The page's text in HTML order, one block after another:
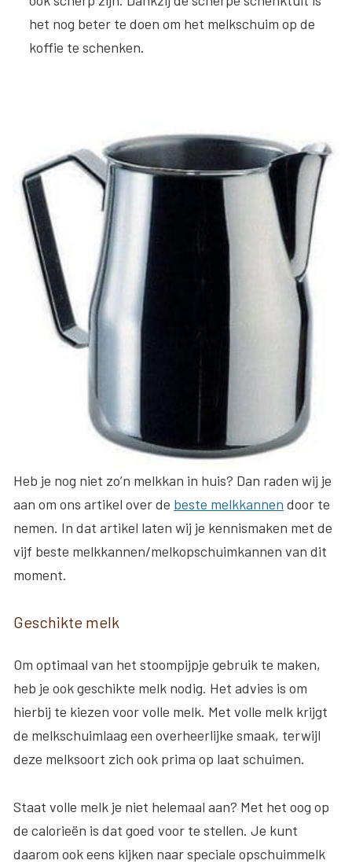
het nog beter te doen om het melkschuim op de
koffie te schenken.
Heb je nog niet zo’n melkkan in huis? Dan raden wij je
aan om ons artikel over de beste melkkannen door te
nemen. In dat artikel laten wij je kennismaken met de
vijf beste melkkannen/melkopschuimkannen van dit
moment.
Geschikte melk
Om optimaal van het stoompijpje gebruik te maken,
heb je ook geschikte melk nodig. Het advies is om
hierbij te kiezen voor volle melk. Met volle melk krijgt
de melkschuimlaag een overheerlijke smaak, terwijl
deze melksoort zich ook prima op laat schuimen.
Staat volle melk je niet helemaal aan? Met het oog op
de calorieën is dat goed voor te stellen. Je kunt
daarom ook eens kijken naar speciale opschuimmelk